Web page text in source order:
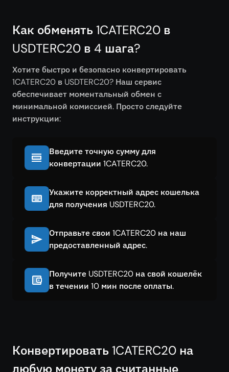
Как обменять 1CATERC20 в
USDTERC20 в 4 шага?
Хотите быстро и безопасно конвертировать
1CATERC20 в USDTERC20? Наш сервис
обеспечивает моментальный обмен с
минимальной комиссией. Просто следуйте
инструкции:
Введите точную сумму для
конвертации 1CATERC20.
Укажите корректный адрес кошелька
для получения USDTERC20.
Отправьте свои 1CATERC20 на наш
предоставленный адрес.
Получите USDTERC20 на свой кошелёк
в течении 10 мин после оплаты.
Конвертировать 1CATERC20 на
любую монету за считанные